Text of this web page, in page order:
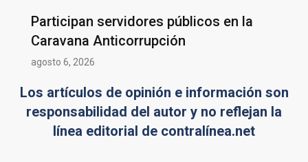
Participan servidores públicos en la
Caravana Anticorrupción
agosto 6, 2026
Los artículos de opinión e información son
responsabilidad del autor y no reflejan la
línea editorial de contralínea.net